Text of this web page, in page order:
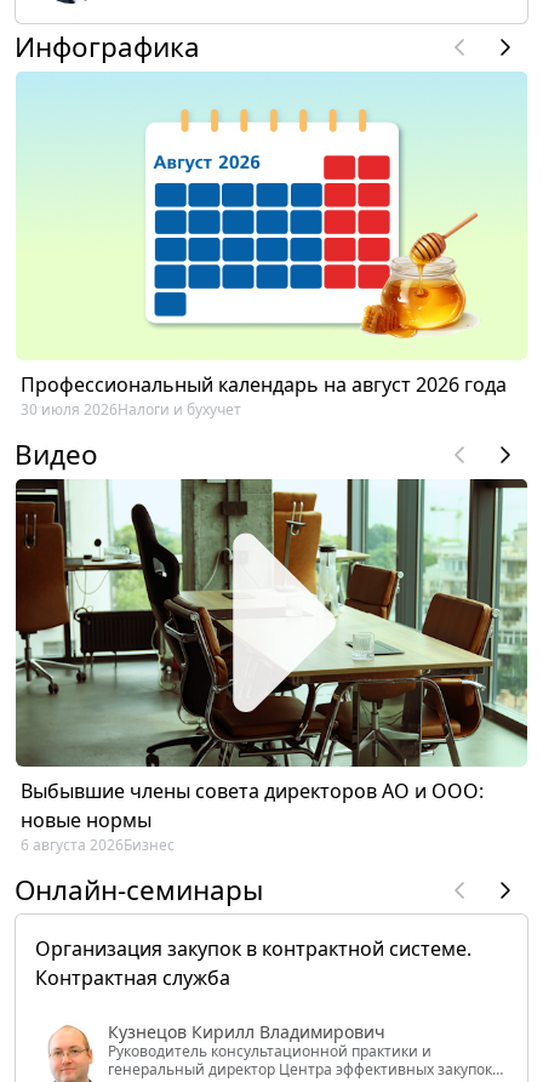
Инфографика
Профессиональный календарь на август 2026 года
30 июля 2026Налоги и бухучет
Видео
Выбывшие члены совета директоров АО и ООО:
новые нормы
6 августа 2026Бизнес
Онлайн-семинары
Организация закупок в контрактной системе.
Контрактная служба
Кузнецов Кирилл Владимирович
Руководитель консультационной практики и
генеральный директор Центра эффективных закупок